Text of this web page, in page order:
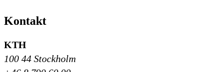
Kontakt
KTH
100 44 Stockholm